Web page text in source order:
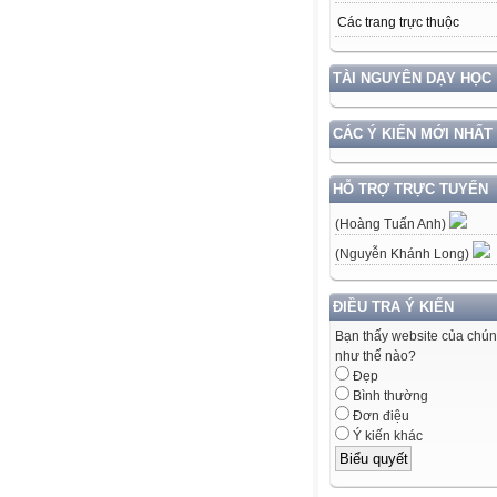
Các trang trực thuộc
TÀI NGUYÊN DẠY HỌC
CÁC Ý KIẾN MỚI NHẤT
HỖ TRỢ TRỰC TUYẾN
(Hoàng Tuấn Anh)
(Nguyễn Khánh Long)
ĐIỀU TRA Ý KIẾN
Bạn thấy website của
như thế nào?
Đẹp
Bình thường
Đơn điệu
Ý kiến khác